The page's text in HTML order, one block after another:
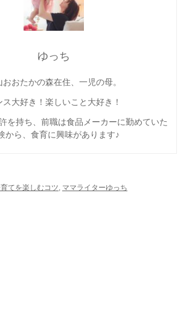
ゆっち
おおたかの森在住、一児の母。
ス大好き！楽しいこと大好き！
を持ち、前職は食品メーカーに勤めていた
から、食育に興味があります♪
てを楽しむコツ ママライターゆっち